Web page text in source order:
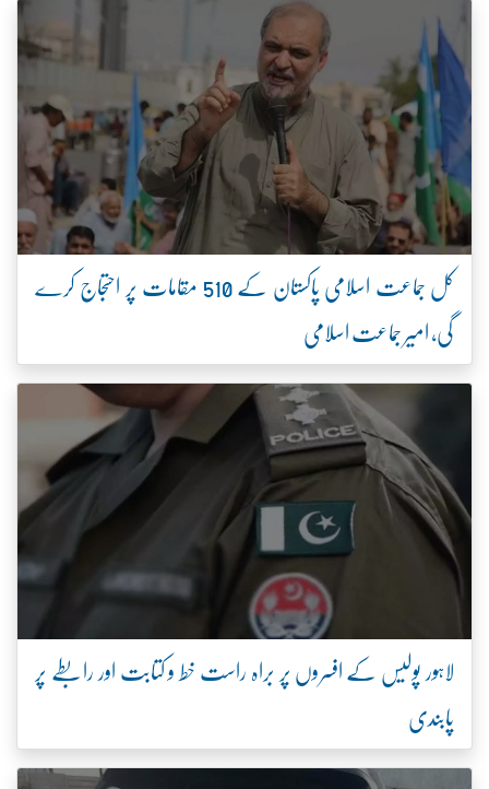
کل جماعت اسلامی پاکستان کے 510 مقامات پر احتجاج کرے
گی، امیر جماعت اسلامی
لاہور پولیس کے افسروں پر براہ راست خط و کتابت اور رابطے پر
پابندی